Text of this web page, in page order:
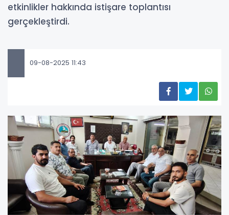
etkinlikler hakkında istişare toplantısı
gerçekleştirdi.
09-08-2025 11:43